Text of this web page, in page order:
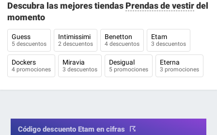
Descubra las mejores tiendas Prendas de vestirdel
momento
Guess
5 descuentos
Intimissimi
2 descuentos
Benetton
4 descuentos
Etam
3 descuentos
Dockers
4 promociones
Miravia
3 descuentos
Desigual
5 promociones
Eterna
3 promociones
Código descuento Etam en cifras